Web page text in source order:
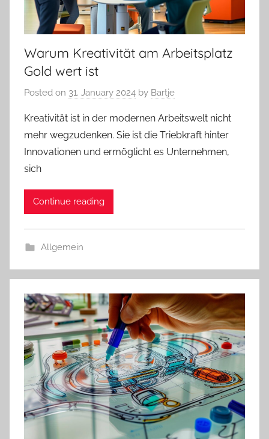
Warum Kreativität am Arbeitsplatz
Gold wert ist
Posted on 31. January 2024 by Bartje
Kreativität ist in der modernen Arbeitswelt nicht
mehr wegzudenken. Sie ist die Triebkraft hinter
Innovationen und ermöglicht es Unternehmen,
sich
Continue reading
Allgemein